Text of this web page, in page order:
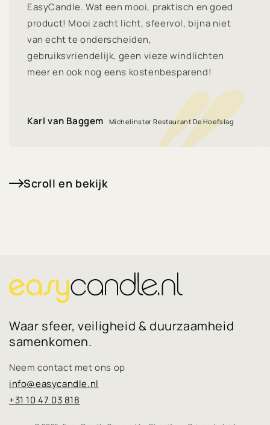
EasyCandle. Wat een mooi, praktisch en goed
product! Mooi zacht licht, sfeervol, bijna niet
van echt te onderscheiden,
gebruiksvriendelijk, geen vieze windlichten
meer en ook nog eens kostenbesparend!
Karl van Baggem Michelinster Restaurant De Hoefslag
Scroll en bekijk
Waar sfeer, veiligheid & duurzaamheid
samenkomen.
Neem contact met ons op
info@easycandle.nl
+31 10 47 03 818